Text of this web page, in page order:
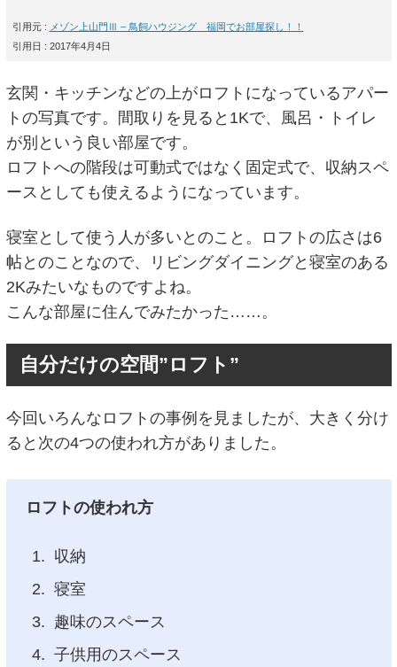
引用元 : メゾン上山門Ⅲ – 鳥飼ハウジング 福岡でお部屋探し！！
引用日 : 2017年4月4日
玄関・キッチンなどの上がロフトになっているアパー
トの写真です。間取りを見ると1Kで、風呂・トイレ
が別という良い部屋です。
ロフトへの階段は可動式ではなく固定式で、収納スペ
ースとしても使えるようになっています。
寝室として使う人が多いとのこと。ロフトの広さは6
帖とのことなので、リビングダイニングと寝室のある
2Kみたいなものですよね。
こんな部屋に住んでみたかった……。
自分だけの空間”ロフト”
今回いろんなロフトの事例を見ましたが、大きく分け
ると次の4つの使われ方がありました。
ロフトの使われ方
収納
寝室
趣味のスペース
子供用のスペース